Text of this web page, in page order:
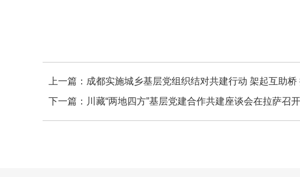
上一篇： 成都实施城乡基层党组织结对共建行动 架起互助桥
下一篇： 川藏“两地四方”基层党建合作共建座谈会在拉萨召开